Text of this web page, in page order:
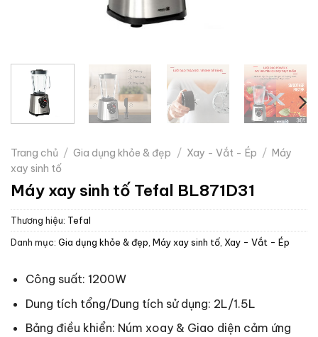
Trang chủ / Gia dụng khỏe & đẹp / Xay - Vắt - Ép / Máy
xay sinh tố
Máy xay sinh tố Tefal BL871D31
Thương hiệu: Tefal
Danh mục: Gia dụng khỏe & đẹp Máy xay sinh tố Xay - Vắt - Ép
Công suất: 1200W
Dung tích tổng/Dung tích sử dụng: 2L/1.5L
Bảng điều khiển: Núm xoay & Giao diện cảm ứng